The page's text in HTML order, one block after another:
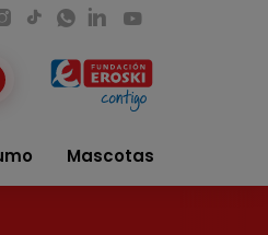
Mascotas